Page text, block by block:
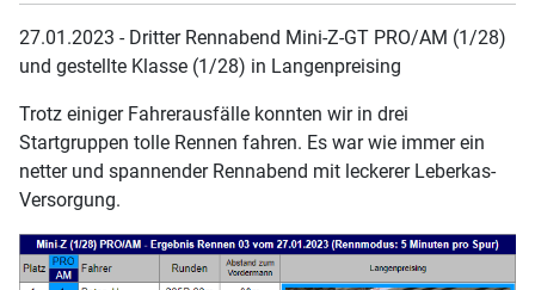
27.01.2023 - Dritter Rennabend Mini-Z-GT PRO/AM (1/28)
und gestellte Klasse (1/28) in Langenpreising
Trotz einiger Fahrerausfälle konnten wir in drei
Startgruppen tolle Rennen fahren. Es war wie immer ein
netter und spannender Rennabend mit leckerer Leberkas-
Versorgung.